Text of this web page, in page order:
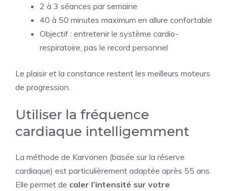
2 à 3 séances par semaine
40 à 50 minutes maximum en allure confortable
Objectif : entretenir le système cardio-
respiratoire, pas le record personnel
Le plaisir et la constance restent les meilleurs moteurs
de progression.
Utiliser la fréquence
cardiaque intelligemment
La méthode de Karvonen (basée sur la réserve
cardiaque) est particulièrement adaptée après 55 ans.
Elle permet de caler l’intensité sur votre